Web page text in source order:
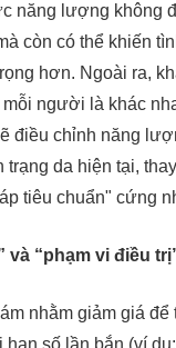
năng lượng không
còn có thể khiến
hơn. Ngoài ra,
người là khác
điều chỉnh năng
trạng da hiện tại,
tiêu chuẩn" cứng
và “phạm vi điều
nhằm giảm giá để
hạn số lần bắn (ví